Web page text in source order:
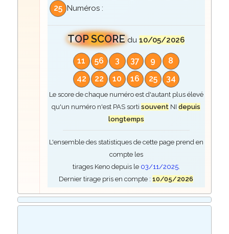
25 Numéros :
TOP SCOREdu10/05/2026
11 56 3 37 9
8
42
22 10 16 25 34
Le score de chaque numéro est d'autant plus élevé
qu'un numéro n'est PAS sortisouvent NIdepuis
longtemps
L'ensemble des statistiques de cette page prend en
compte les
tirages Keno depuis le 03/11/2025.
Dernier tirage pris en compte :10/05/2026